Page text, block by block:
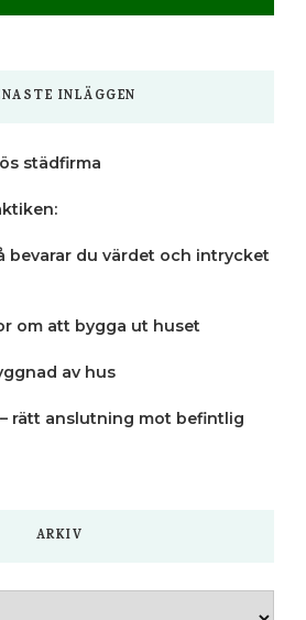
INLÄGGEN
städfirma
bevarar du värdet och intrycket
om att bygga ut huset
av hus
rätt anslutning mot befintlig
ARKIV